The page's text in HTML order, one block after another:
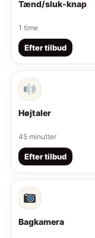
Tænd/sluk-knap
1 time
Efter tilbud
Højtaler
45 minutter
Efter tilbud
Bagkamera